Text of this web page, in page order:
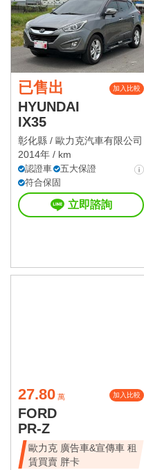
已售出 加入比較
HYUNDAI
IX35
彰化縣 / 歐力克汽車有限公司
2014年 / km
認證車
五大保證
符合保固
立即諮詢
27.80 萬 加入比較
FORD
PR-Z
歐力克 廣告車&宣傳車 租
賃買賣 胖卡